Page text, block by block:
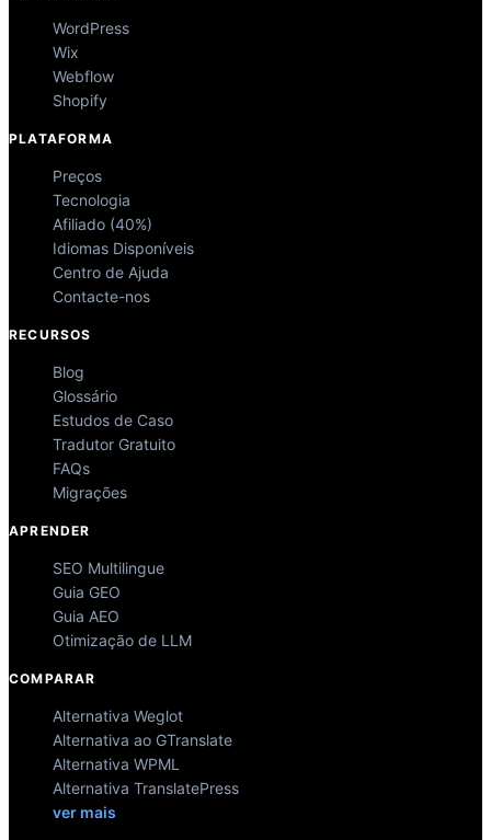
WordPress
Wix
Webflow
Shopify
PLATAFORMA
Preços
Tecnologia
Afiliado (40%)
Idiomas Disponíveis
Centro de Ajuda
Contacte-nos
RECURSOS
Blog
Glossário
Estudos de Caso
Tradutor Gratuito
FAQs
Migrações
APRENDER
SEO Multilingue
Guia GEO
Guia AEO
Otimização de LLM
COMPARAR
Alternativa Weglot
Alternativa ao GTranslate
Alternativa WPML
Alternativa TranslatePress
ver mais